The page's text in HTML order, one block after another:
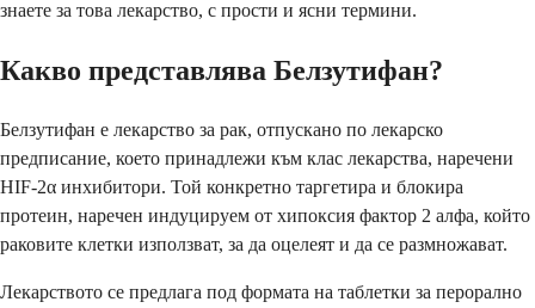
знаете за това лекарство, с прости и ясни термини.
Какво представлява Белзутифан?
Белзутифан е лекарство за рак, отпускано по лекарско
предписание, което принадлежи към клас лекарства, наречени
HIF-2α инхибитори. Той конкретно таргетира и блокира
протеин, наречен индуцируем от хипоксия фактор 2 алфа, който
раковите клетки използват, за да оцелеят и да се размножават.
Лекарството се предлага под формата на таблетки за перорално